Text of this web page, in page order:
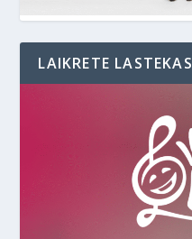
LAIKRETE LASTEKAS